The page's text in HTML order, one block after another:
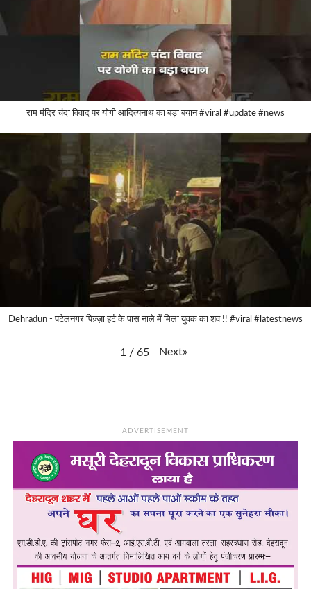
राम मंदिर चंदा विवाद पर योगी आदित्यनाथ का बड़ा बयान #viral #update #news
Dehradun - पटेलनगर पिज़्ज़ा हर्ट के पास नाले में मिला युवक का शव !! #viral #latestnews
1 / 65 Next»
ADVERTISEMENT